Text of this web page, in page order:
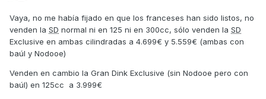
Vaya, no me había fijado en que los franceses han sido listos, no
venden la SD normal ni en 125 ni en 300cc, sólo venden la SD
Exclusive en ambas cilindradas a 4.699€ y 5.559€ (ambas con
baúl y Nodooe)
Venden en cambio la Gran Dink Exclusive (sin Nodooe pero con
baúl) en 125cc a 3.999€